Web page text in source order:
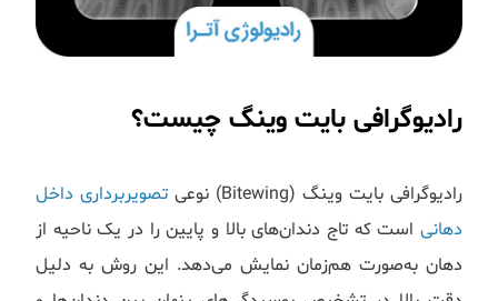
رادیوگرافی بایت وینگ چیست؟
رادیوگرافی بایت وینگ (Bitewing) نوعی
تصویربرداری داخل
دهانی است که تاج دندان‌های بالا و پایین را در یک ناحیه از
دهان به‌صورت هم‌زمان نمایش می‌دهد. این روش به دلیل